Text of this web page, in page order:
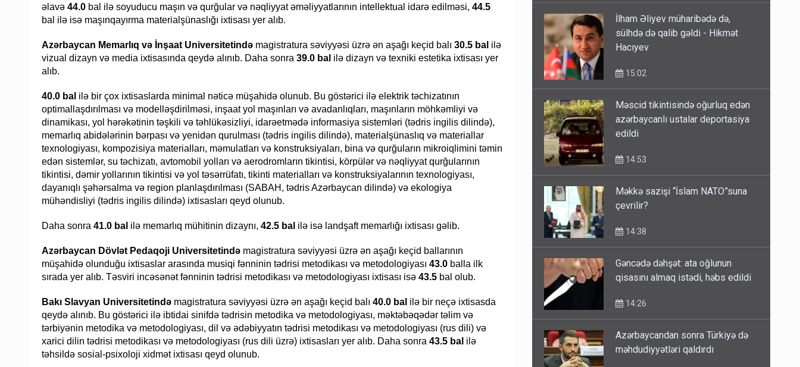
əlavə 44.0 bal ilə soyuducu maşın və qurğular və nəqliyyat əməliyyatlarının intellektual idarə edilməsi, 44.5
bal ilə isə maşınqayırma materialşünaslığı ixtisası yer alıb.
Azərbaycan Memarlıq və İnşaat Universitetində magistratura səviyyəsi üzrə ən aşağı keçid balı 30.5 bal ilə
vizual dizayn və media ixtisasında qeydə alınıb. Daha sonra 39.0 bal ilə dizayn və texniki estetika ixtisası yer
alıb.
40.0 bal ilə bir çox ixtisaslarda minimal nəticə müşahidə olunub. Bu göstərici ilə elektrik təchizatının
optimallaşdırılması və modelləşdirilməsi, inşaat yol maşınları və avadanlıqları, maşınların möhkəmliyi və
dinamikası, yol hərəkətinin təşkili və təhlükəsizliyi, idarəetmədə informasiya sistemləri (tədris ingilis dilində),
memarlıq abidələrinin bərpası və yenidən qurulması (tədris ingilis dilində), materialşünaslıq və materiallar
texnologiyası, kompozisiya materialları, məmulatları və konstruksiyaları, bina və qurğuların mikroiqlimini təmin
edən sistemlər, su təchizatı, avtomobil yolları və aerodromların tikintisi, körpülər və nəqliyyat qurğularının
tikintisi, dəmir yollarının tikintisi və yol təsərrüfatı, tikinti materialları və konstruksiyalarının texnologiyası,
dayanıqlı şəhərsalma və region planlaşdırılması (SABAH, tədris Azərbaycan dilində) və ekologiya
mühəndisliyi (tədris ingilis dilində) ixtisasları qeyd olunub.
Daha sonra 41.0 bal ilə memarlıq mühitinin dizaynı, 42.5 bal ilə isə landşaft memarlığı ixtisası gəlib.
Azərbaycan Dövlət Pedaqoji Universitetində magistratura səviyyəsi üzrə ən aşağı keçid ballarının
müşahidə olunduğu ixtisaslar arasında musiqi fənninin tədrisi metodikası və metodologiyası 43.0 balla ilk
sırada yer alıb. Təsviri incəsənət fənninin tədrisi metodikası və metodologiyası ixtisası isə 43.5 bal olub.
Bakı Slavyan Universitetində magistratura səviyyəsi üzrə ən aşağı keçid balı 40.0 bal ilə bir neçə ixtisasda
qeydə alınıb. Bu göstərici ilə ibtidai sinifdə tədrisin metodika və metodologiyası, məktəbəqədər təlim və
tərbiyənin metodika və metodologiyası, dil və ədəbiyyatın tədrisi metodikası və metodologiyası (rus dili) və
xarici dilin tədrisi metodikası və metodologiyası (rus dili üzrə) ixtisasları yer alıb. Daha sonra 43.5 bal ilə
təhsildə sosial-psixoloji xidmət ixtisası qeyd olunub.
İlham Əliyev müharibədə də,
sülhdə də qalib gəldi - Hikmət
Hacıyev
15:02
Məscid tikintisində oğurluq edən
azərbaycanlı ustalar deportasiya
edildi
14:53
Məkkə sazişi “İslam NATO”suna
çevrilir?
14:38
Gəncədə dəhşət: ata oğlunun
qisasını almaq istədi, həbs edildi
14:26
Azərbaycandan sonra Türkiyə də
məhdudiyyətləri qaldırdı